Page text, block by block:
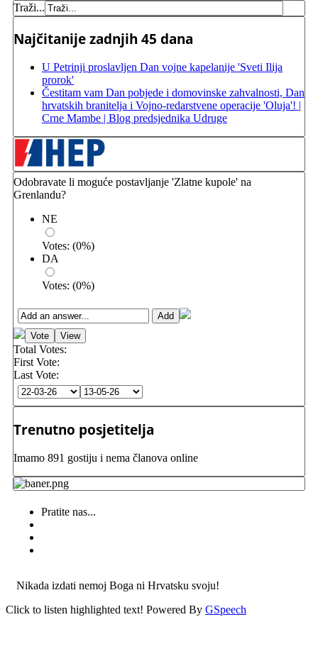
Traži...
Najčitanije zadnjih 45 dana
U Petrinji proslavljen Dan vojne kapelanije 'Sveti Ilija
prorok'
Čestitam vam Dan pobjede i domovinske zahvalnosti, Dan
hrvatskih branitelja i Vojno-redarstvene operacije 'Oluja'! |
Crne Mambe | Blog predsjednika Udruge
Odobravate li moguće postavljanje 'Zlatne kupole' na
Grenlandu?
NE
Votes: (0%)
DA
Votes: (0%)
Total Votes:
First Vote:
Last Vote:
Trenutno posjetitelja
Imamo 891 gostiju i nema članova online
Pratite nas...
Nikada izdati nemoj Boga ni Hrvatsku svoju!
Click to listen highlighted text! Powered By GSpeech